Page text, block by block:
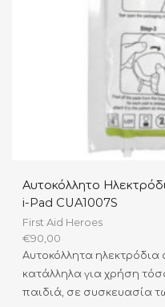
Αυτοκόλλητο
i-Pad CUA1007S
First Aid Heroes
€90,00
Αυτοκόλλητα ηλεκτρόδια
κατάλληλα για χρήση
παιδιά, σε συσκευασία